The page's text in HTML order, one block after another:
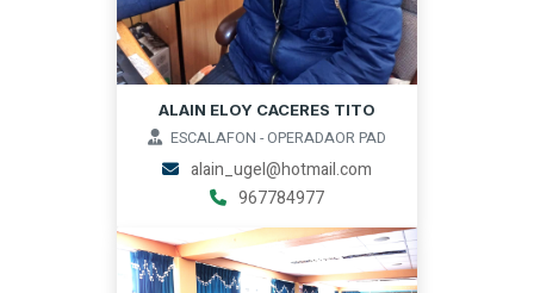
ALAIN ELOY CACERES TITO
ESCALAFON - OPERADAOR PAD
alain_ugel@hotmail.com
967784977